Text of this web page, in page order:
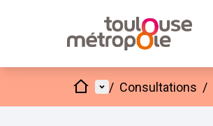
AccueilMenu principal
/ Consultations /